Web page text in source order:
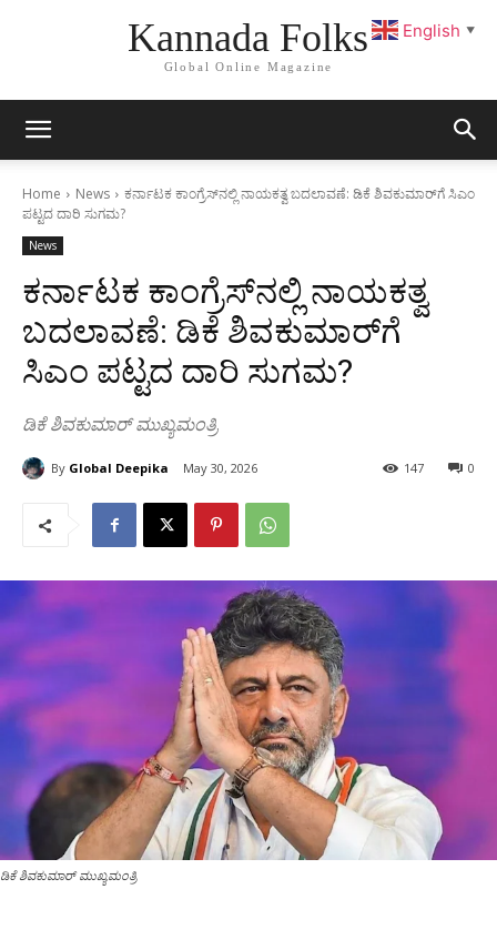
Kannada Folks
Global Online Magazine
Home News
ಕರ್ನಾಟಕ ಕಾಂಗ್ರೆಸ್‌ನಲ್ಲಿ ನಾಯಕತ್ವ ಬದಲಾವಣೆ: ಡಿಕೆ ಶಿವಕುಮಾರ್‌ಗೆ ಸಿಎಂ
ಪಟ್ಟದ ದಾರಿ ಸುಗಮ?
News
ಕರ್ನಾಟಕ ಕಾಂಗ್ರೆಸ್‌ನಲ್ಲಿ ನಾಯಕತ್ವ
ಬದಲಾವಣೆ: ಡಿಕೆ ಶಿವಕುಮಾರ್‌ಗೆ
ಸಿಎಂ ಪಟ್ಟದ ದಾರಿ ಸುಗಮ?
ಡಿಕೆ ಶಿವಕುಮಾರ್ ಮುಖ್ಯಮಂತ್ರಿ
By Global Deepika May 30, 2026 0
147
ಡಿಕೆ ಶಿವಕುಮಾರ್ ಮುಖ್ಯಮಂತ್ರಿ
English ▼